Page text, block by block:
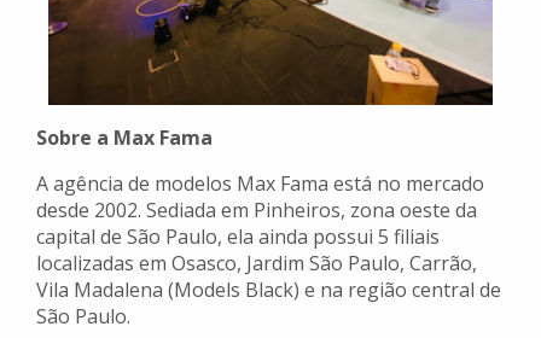
Sobre a Max Fama
A agência de modelos Max Fama está no mercado
desde 2002. Sediada em Pinheiros, zona oeste da
capital de São Paulo, ela ainda possui 5 filiais
localizadas em Osasco, Jardim São Paulo, Carrão,
Vila Madalena (Models Black) e na região central de
São Paulo.